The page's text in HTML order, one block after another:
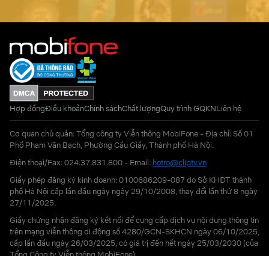
Hợp đồngĐiều khoảnChính sáchChất lượngQuy trình GQKNLiên hệ
Cơ quan chủ quản: Tổng công ty Viễn thông MobiFone - Địa chỉ: Số 01
Phố Phạm Văn Bạch, Phường Cầu Giấy, Thành phố Hà Nội.
Điện thoại/Fax: 024.37.831.800 - Email: hotro@cliptv.vn
Giấy phép đăng ký kinh doanh: 0100686209-087 do Sở KHĐT thành
phố Hà Nội cấp lần đầu ngày ngày 29/10/2008, thay đổi lần thứ 8 ngày
27/11/2025.
Giấy chứng nhận đăng ký kết nối để cung cấp dịch vụ nội dung thông tin
trên mạng viễn thông di động số 4280/GCN-SKHCN ngày 06/10/2025,
cấp lần đầu ngày 26/03/2025, có giá trị đến hết ngày 25/03/2030 (của